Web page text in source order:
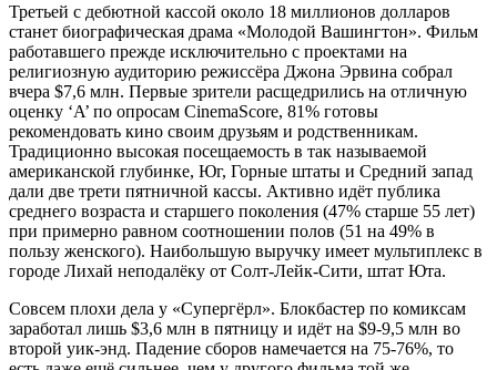
Третьей с дебютной кассой около 18 миллионов долларов
станет биографическая драма «Молодой Вашингтон». Фильм
работавшего прежде исключительно с проектами на
религиозную аудиторию режиссёра Джона Эрвина собрал
вчера $7,6 млн. Первые зрители расщедрились на отличную
оценку ‘A’ по опросам CinemaScore, 81% готовы
рекомендовать кино своим друзьям и родственникам.
Традиционно высокая посещаемость в так называемой
американской глубинке, Юг, Горные штаты и Средний запад
дали две трети пятничной кассы. Активно идёт публика
среднего возраста и старшего поколения (47% старше 55 лет)
при примерно равном соотношении полов (51 на 49% в
пользу женского). Наибольшую выручку имеет мультиплекс в
городе Лихай неподалёку от Солт-Лейк-Сити, штат Юта.
Совсем плохи дела у «Супергёрл». Блокбастер по комиксам
заработал лишь $3,6 млн в пятницу и идёт на $9-9,5 млн во
второй уик-энд. Падение сборов намечается на 75-76%, то